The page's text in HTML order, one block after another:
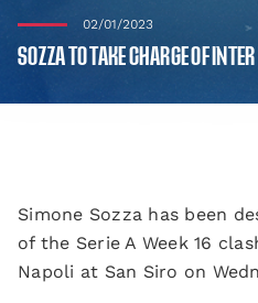
02/01/2023
SOZZA TO TAKE CHARGE OF INTER
Simone Sozza has been
of the Serie A Week 16
Napoli at San Siro on